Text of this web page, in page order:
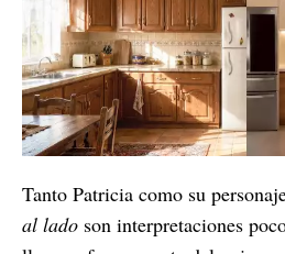
Tanto Patricia como su
al lado son interpretaciones